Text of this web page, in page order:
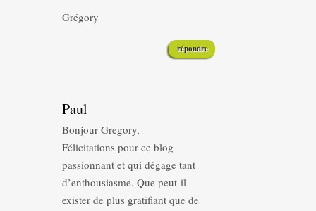
Grégory
répondre
Paul
Bonjour Gregory,
Félicitations pour ce blog
passionnant et qui dégage tant
d’enthousiasme. Que peut-il
exister de plus gratifiant que de